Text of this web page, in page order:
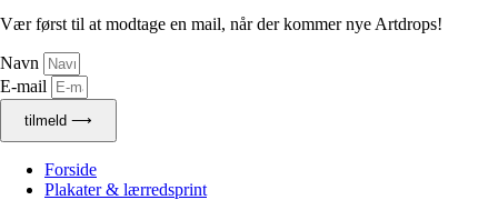
Vær først til at modtage en mail, når der kommer nye Artdrops!
Navn
E-mail
tilmeld ⟶
Forside
Plakater & lærredsprint